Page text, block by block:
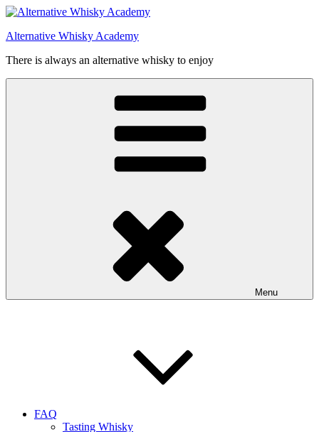
Videre
indhold
Alternative Whisky Academy
There is always an alternative whisky to enjoy
Menu
FAQ
Tasting Whisky